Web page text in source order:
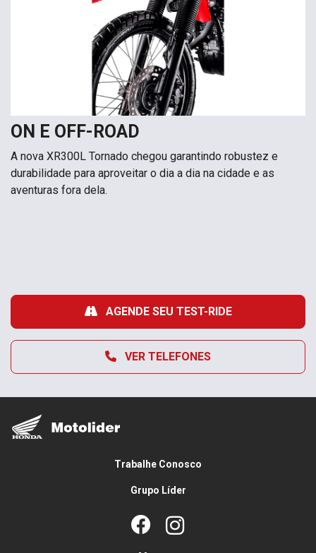
ON E OFF-ROAD
A nova XR300L Tornado chegou garantindo robustez e
durabilidade para aproveitar o dia a dia na cidade e as
aventuras fora dela.
VER TELEFONES
AGENDE SEU TEST-RIDE
Trabalhe Conosco
Grupo Líder